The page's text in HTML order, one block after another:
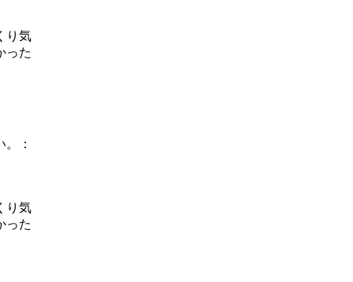
り気
った
：
り気
った